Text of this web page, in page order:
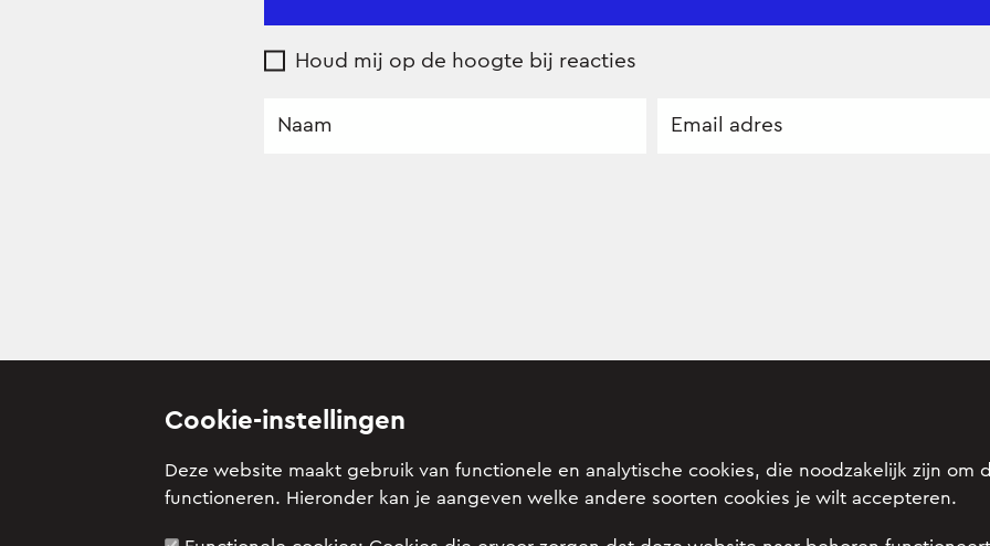
Houd mij op de hoogte bij reacties
Cookie-instellingen
Deze website maakt gebruik van functionele en analytische cookies, die noodzakelijk zijn om
functioneren. Hieronder kan je aangeven welke andere soorten cookies je wilt accepteren.